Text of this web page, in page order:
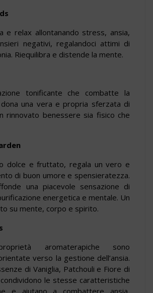
e relax allontanando stress, ansia,
negativi, regalandoci attimi di
Riequilibra e distende la mente.
tonificante che combatte la
una vera e propria sferzata di
rinnovato benessere sia fisico che
dolce e fruttato, regala un vero e
di buon umore e spensieratezza.
una piacevole sensazione di
energetica e mentale. Un
su mente, corpo e spirito.
aromaterapiche sono
verso la gestione dell’ansia.
di Vaniglia, Patchouli e Fiore di
le stesse caratteristiche